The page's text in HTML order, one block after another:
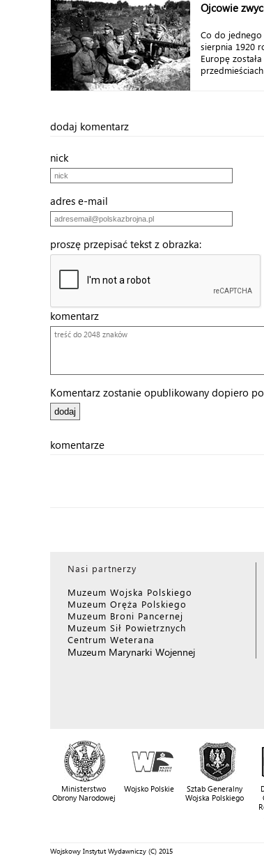
Ojcowie
Co do jednego
sierpnia 1920
Europę
dodaj komentarz
nick
adres e-mail
proszę przepisać tekst z obrazka:
komentarz
Komentarz zostanie opublikowany dopiero
komentarze
Nasi partnerzy
Muzeum Wojska Polskiego
Muzeum Oręża Polskiego
Muzeum Broni Pancernej
Muzeum Sił Powietrznych
Centrum Weterana
Muzeum Marynarki Wojennej
Ministerstwo
Obrony Narodowej
Wojsko Polskie
Sztab Generalny
Wojska Polskiego
Wojskowy Instytut Wydawniczy (C) 2015